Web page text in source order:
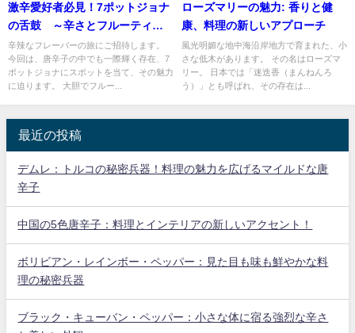
激辛愛好者必見！7ポットジョナ
の舌鼓 ～辛さとフルーティー
な魅力～
辛辣なフレーバーの旅にご招待します。
今回は、唐辛子の中でも一際輝く存在、7
ポットジョナにスポットを当て、その魅力
に迫ります。 大胆でフルー...
ローズマリーの魅力: 香りと健
康、料理の新しいアプローチ
風光明媚な地中海沿岸地方で育まれた、小
さな低木があります。 その名はローズマ
リー。 日本では「迷迭香（まんねんろ
う）」とも呼ばれ、その存在は...
最近の投稿
デムレ：トルコの秘密兵器！料理の魅力を広げるマイルドな唐
辛子
中国の5色唐辛子：料理とインテリアの新しいアクセント！
ボリビアン・レインボー・ペッパー：見た目も味も鮮やかな料
理の秘密兵器
ブラック・キューバン・ペッパー：小さな体に宿る強烈な辛さ